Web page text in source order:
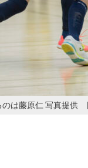
は藤原仁 写真提供